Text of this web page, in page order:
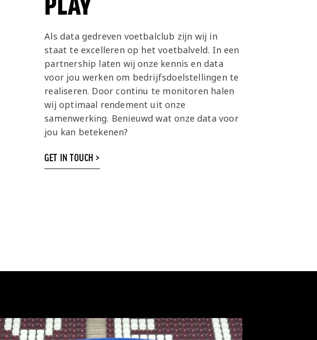
Als data gedreven voetbalclub zijn wij in
staat te excelleren op het voetbalveld. In een
partnership laten wij onze kennis en data
voor jou werken om bedrijfsdoelstellingen te
realiseren. Door continu te monitoren halen
wij optimaal rendement uit onze
samenwerking. Benieuwd wat onze data voor
jou kan betekenen?
GET IN TOUCH >